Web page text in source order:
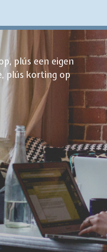
plús een eigen
plús korting op